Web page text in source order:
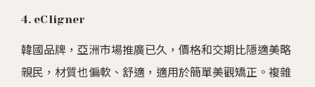
4. eCligner
韓國品牌，亞洲市場推廣已久，價格和交期比隱適美略
親民，材質也偏軟、舒適，適用於簡單美觀矯正。複雜